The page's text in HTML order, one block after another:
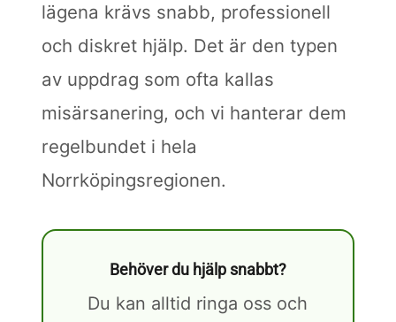
lägena krävs snabb, professionell
och diskret hjälp. Det är den typen
av uppdrag som ofta kallas
misärsanering, och vi hanterar dem
regelbundet i hela
Norrköpingsregionen.
Behöver du hjälp snabbt?
Du kan alltid ringa oss och